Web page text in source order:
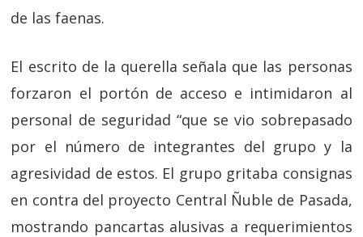
de las faenas.
El escrito de la querella señala que las personas
forzaron el portón de acceso e intimidaron al
personal de seguridad “que se vio sobrepasado
por el número de integrantes del grupo y la
agresividad de estos. El grupo gritaba consignas
en contra del proyecto Central Ñuble de Pasada,
mostrando pancartas alusivas a requerimientos